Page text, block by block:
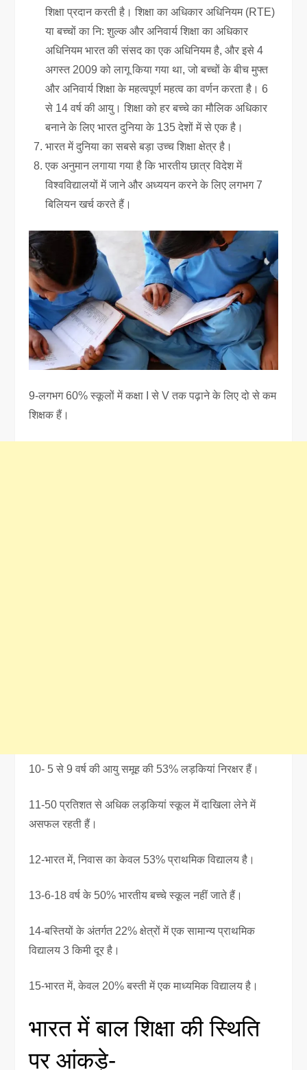
शिक्षा प्रदान करती है। शिक्षा का अधिकार अधिनियम (RTE)
या बच्चों का नि: शुल्क और अनिवार्य शिक्षा का अधिकार
अधिनियम भारत की संसद का एक अधिनियम है, और इसे 4
अगस्त 2009 को लागू किया गया था, जो बच्चों के बीच मुफ्त
और अनिवार्य शिक्षा के महत्वपूर्ण महत्व का वर्णन करता है। 6
से 14 वर्ष की आयु। शिक्षा को हर बच्चे का मौलिक अधिकार
बनाने के लिए भारत दुनिया के 135 देशों में से एक है।
भारत में दुनिया का सबसे बड़ा उच्च शिक्षा क्षेत्र है।
एक अनुमान लगाया गया है कि भारतीय छात्र विदेश में
विश्वविद्यालयों में जाने और अध्ययन करने के लिए लगभग 7
बिलियन खर्च करते हैं।
9-लगभग 60% स्कूलों में कक्षा I से V तक पढ़ाने के लिए दो से कम
शिक्षक हैं।
10- 5 से 9 वर्ष की आयु समूह की 53% लड़कियां निरक्षर हैं।
11-50 प्रतिशत से अधिक लड़कियां स्कूल में दाखिला लेने में
असफल रहती हैं।
12-भारत में, निवास का केवल 53% प्राथमिक विद्यालय है।
13-6-18 वर्ष के 50% भारतीय बच्चे स्कूल नहीं जाते हैं।
14-बस्तियों के अंतर्गत 22% क्षेत्रों में एक सामान्य प्राथमिक
विद्यालय 3 किमी दूर है।
15-भारत में, केवल 20% बस्ती में एक माध्यमिक विद्यालय है।
भारत में बाल शिक्षा की स्थिति
पर आंकड़े-